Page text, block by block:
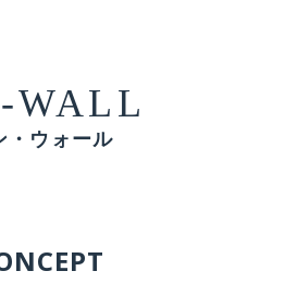
WALL
・ウォール